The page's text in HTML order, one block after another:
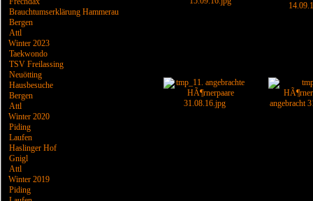
Brauchtumserklärung Hammerau
Bergen
Attl
Winter 2023
Taekwondo
TSV Freilassing
Neuötting
Hausbesuche
Bergen
Attl
Winter 2020
Piding
Laufen
Haslinger Hof
Gnigl
Attl
Winter 2019
Piding